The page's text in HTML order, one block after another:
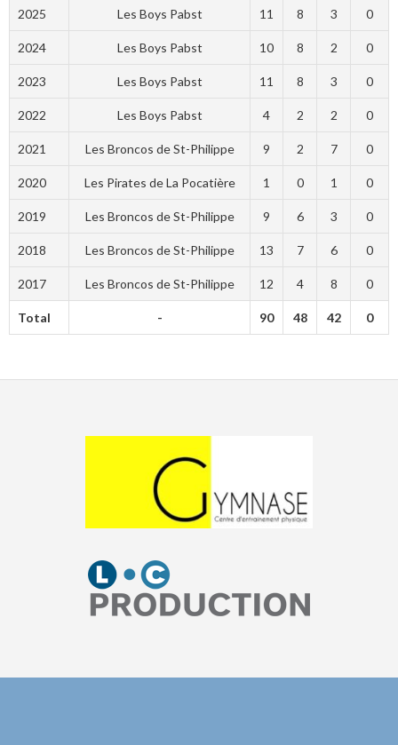
2025 Les Boys Pabst 11 8 3 0
2024 Les Boys Pabst 10 8 2 0
2023 Les Boys Pabst 11 8 3 0
2022 Les Boys Pabst 4 2 2 0
2021 Les Broncos de St-Philippe 9 2 7 0
2020 Les Pirates de La Pocatière 1 0 1 0
2019 Les Broncos de St-Philippe 9 6 3 0
2018 Les Broncos de St-Philippe 13 7 6 0
2017 Les Broncos de St-Philippe 12 4 8 0
Total - 90 48 42 0